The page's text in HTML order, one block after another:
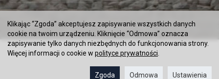
*) brutto +
koszty dostawy
Sklep internetowy SOTESHOP AI
Klikając “Zgoda” akceptujesz zapisywanie wszystkich danych
cookie na twoim urządzeniu. Kliknięcie “Odmowa” oznacza
zapisywanie tylko danych niezbędnych do funkcjonowania strony.
Więcej informacji o cookie w polityce prywatności
Ustawienia
Odmowa
Zgoda